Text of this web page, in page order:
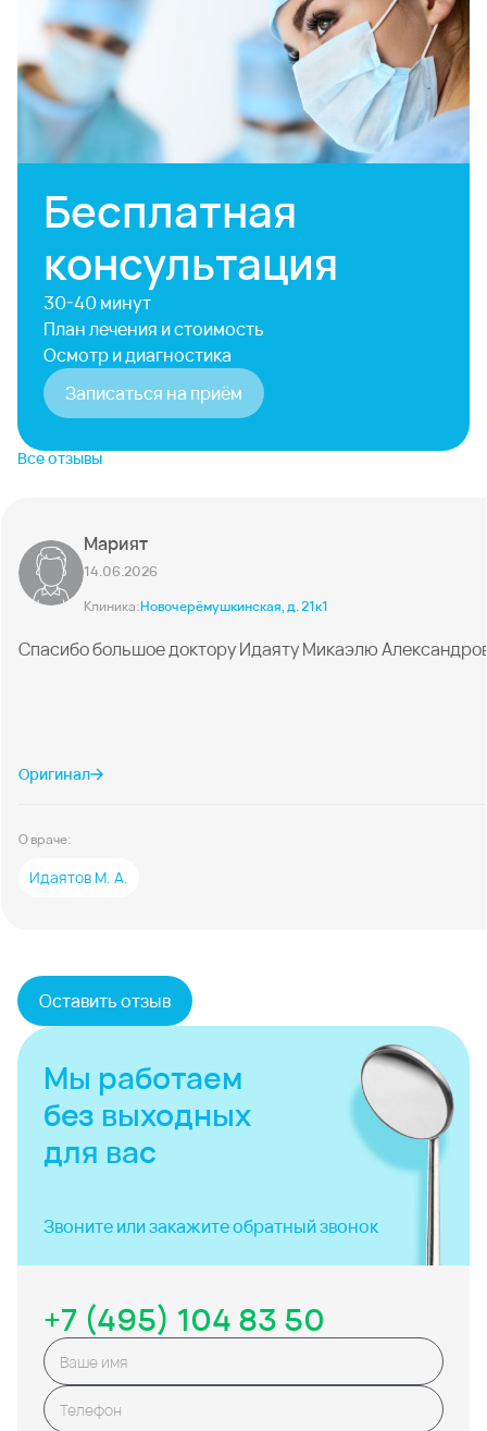
Бесплатная
консультация
30-40 минут
План лечения и стоимость
Осмотр и диагностика
Записаться на приём
Все отзывы
Марият
14.06.2026
Клиника:Новочерёмушкинская, д. 21к1
Спасибо большое доктору Идаяту Микаэлю
Оригинал
О враче:
Идаятов М. А.
Оставить отзыв
Мы работаем
без выходных
для вас
Звоните или закажитеобратный звонок
+7 (495) 104 83 50